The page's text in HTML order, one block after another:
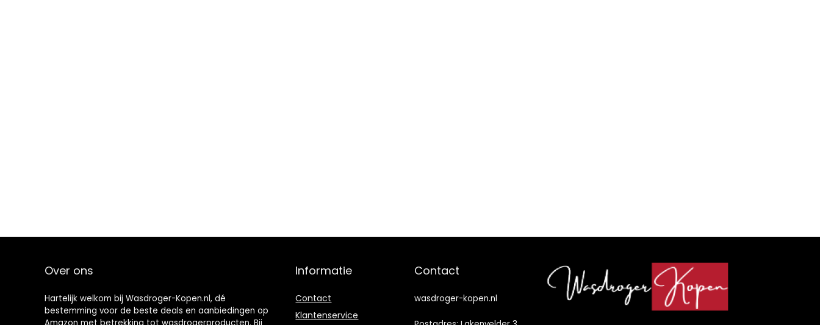
Over ons
Hartelijk welkom bij Wasdroger-Kopen.nl, dé
bestemming voor de beste deals en aanbiedingen op
Informatie
Contact
Klantenservice
Contact
wasdroger-kopen.nl